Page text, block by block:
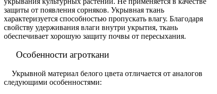
защиты от появления сорняков. Укрывная ткань
характеризуется способностью пропускать влагу. Благодаря
свойству удерживания влаги внутри укрытия, ткань
обеспечивает хорошую защиту почвы от пересыхания.
Особенности агроткани
Укрывной материал белого цвета отличается от аналогов
следующими особенностями: